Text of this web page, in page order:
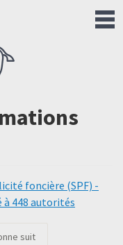
foncière (SPF) -
à 448 autorités
suit